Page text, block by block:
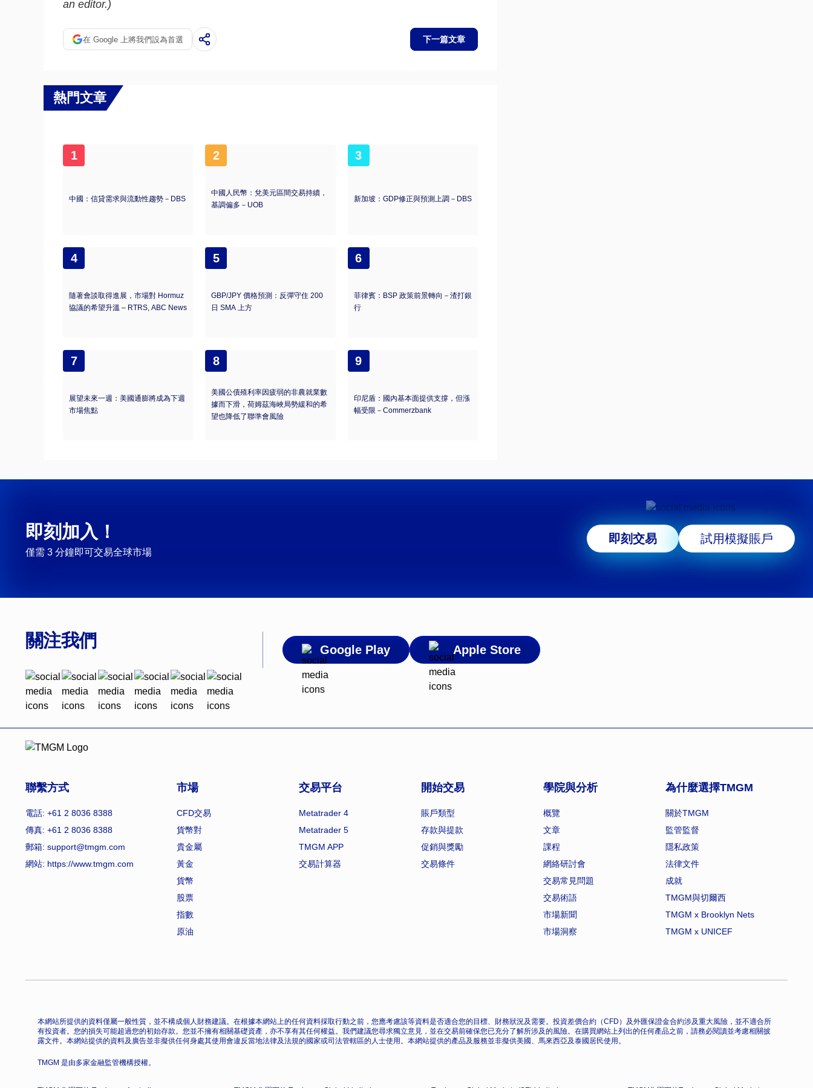
an editor.)
在 Google 上將我們設為首選 下一篇文章
熱門文章
1
中國：信貸需求與流動性趨勢－DBS
2
中國人民幣：兌美元區間交易持續，
基調偏多－UOB
3
新加坡：GDP修正與預測上調－DBS
4
隨著會談取得進展，市場對 Hormuz
協議的希望升溫 – RTRS, ABC News
5
GBP/JPY 價格預測：反彈守住 200
日 SMA 上方
6
菲律賓：BSP 政策前景轉向－渣打銀
行
7
展望未來一週：美國通膨將成為下週
市場焦點
8
美國公債殖利率因疲弱的非農就業數
據而下滑，荷姆茲海峽局勢緩和的希
望也降低了聯準會風險
9
印尼盾：國內基本面提供支撐，但漲
幅受限－Commerzbank
即刻加入！
僅需 3 分鐘即可交易全球市場
即刻交易 試用模擬賬戶
關注我們 Google Play Apple Store
聯繫方式
電話: +61 2 8036 8388
傳真: +61 2 8036 8388
郵箱: support@tmgm.com
網站: https://www.tmgm.com
市場
CFD交易
貨幣對
貴金屬
黃金
貨幣
股票
指數
原油
交易平台
Metatrader 4
Metatrader 5
TMGM APP
交易計算器
開始交易
賬戶類型
存款與提款
促銷與獎勵
交易條件
學院與分析
概覽
文章
課程
網絡研討會
交易常見問題
交易術語
市場新聞
市場洞察
為什麼選擇TMGM
關於TMGM
監管監督
隱私政策
法律文件
成就
TMGM與切爾西
TMGM x Brooklyn Nets
TMGM x UNICEF
本網站所提供的資料僅屬一般性質，並不構成個人財務建議。在根據本網站上的任何資料採取行動之前，您應考慮該等資料是否適合您的目標、財務狀況及需要。投資差價合約（CFD）及外匯保證金合約涉及重大風險，並不適合所
有投資者。您的損失可能超過您的初始存款。您並不擁有相關基礎資產，亦不享有其任何權益。我們建議您尋求獨立意見，並在交易前確保您已充分了解所涉及的風險。在購買網站上列出的任何產品之前，請務必閱讀並考慮相關披
露文件。本網站提供的資料及廣告並非擬供任何身處其使用會違反當地法律及法規的國家或司法管轄區的人士使用。本網站提供的產品及服務並非擬供美國、馬來西亞及泰國居民使用。
TMGM 是由多家金融監管機構授權。